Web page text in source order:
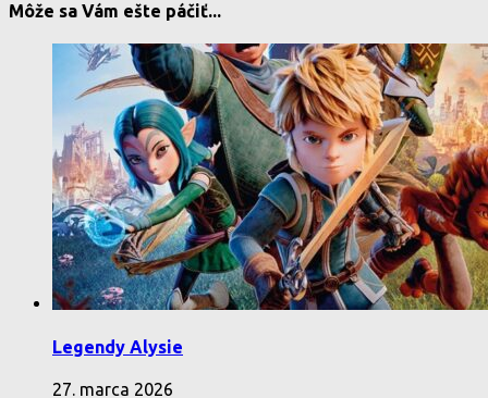
Môže sa Vám ešte páčiť...
Legendy Alysie
27. marca 2026